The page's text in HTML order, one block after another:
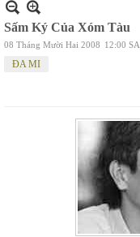
Sấm Ký Của Xóm Tàu
08 Tháng Mười Hai 2008 12:00 SA
ĐA MI